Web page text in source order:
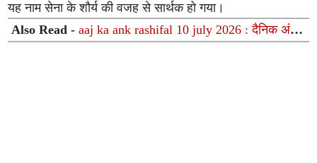
यह नाम सेना के शौर्य की वजह से सार्थक हो गया।
Also Read -aaj ka ank rashifal 10 july 2026 : दैनिक अंक
ज्योतिष और मूलांक गणना